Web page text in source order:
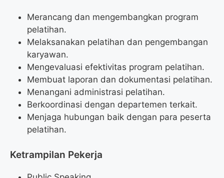
Merancang dan mengembangkan program
pelatihan.
Melaksanakan pelatihan dan pengembangan
karyawan.
Mengevaluasi efektivitas program pelatihan.
Membuat laporan dan dokumentasi pelatihan.
Menangani administrasi pelatihan.
Berkoordinasi dengan departemen terkait.
Menjaga hubungan baik dengan para peserta
pelatihan.
Ketrampilan Pekerja